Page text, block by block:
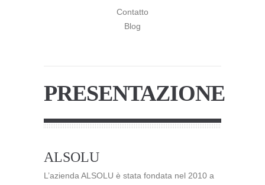
Contatto
Blog
PRESENTAZIONE
ALSOLU
L’azienda ALSOLU è stata fondata nel 2010 a